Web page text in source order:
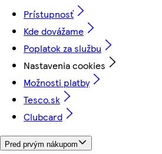
Prístupnosť
Kde dovážame
Poplatok za službu
Nastavenia cookies
Možnosti platby
Tesco.sk
Clubcard
Pred prvým nákupom